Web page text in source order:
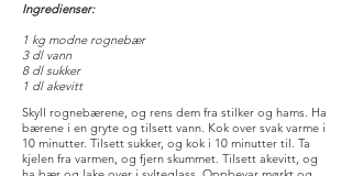
Ingredienser:
1 kg modne rognebær
3 dl vann
8 dl sukker
1 dl akevitt
Skyll rognebærene, og rens dem fra stilker og hams. Ha
bærene i en gryte og tilsett vann. Kok over svak varme i
10 minutter. Tilsett sukker, og kok i 10 minutter til. Ta
kjelen fra varmen, og fjern skummet. Tilsett akevitt, og